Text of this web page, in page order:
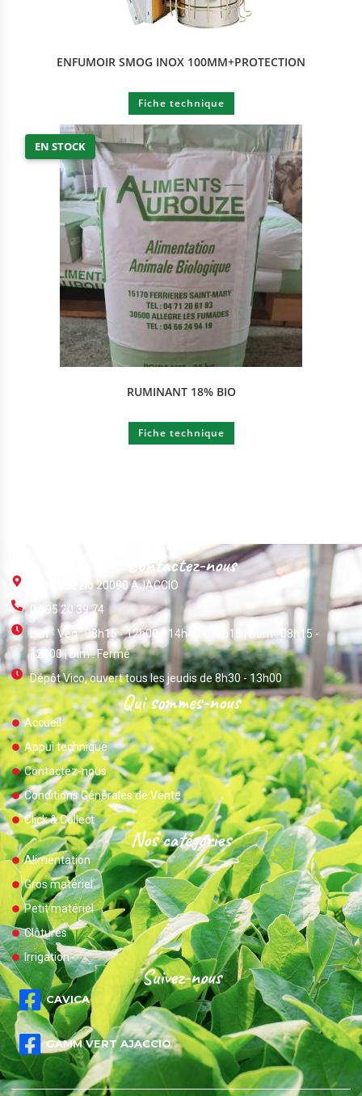
ENFUMOIR SMOG INOX 100MM+PROTECTION
Fiche technique
EN STOCK
RUMINANT 18% BIO
Fiche technique
Contactez-nous
ZI Du Vazzio 20090 AJACCIO
04 95 20 39 74
Lun - Ven : 08h15 - 12h00 / 14h45 - 18h15 | Sam : 08h15 -
12h00 | Dim : Fermé
Dépôt Vico, ouvert tous les jeudis de 8h30 - 13h00
Qui sommes-nous
Accueil
Appui technique
Contactez-nous
Conditions Générales de Vente
Click & Collect
Nos catégories
Alimentation
Gros matériel
Petit matériel
Clôtures
Irrigation
Suivez-nous
CAVICA
GAMM VERT AJACCIO